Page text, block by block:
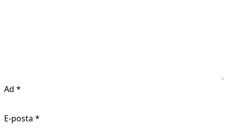
Ad *
E-posta *